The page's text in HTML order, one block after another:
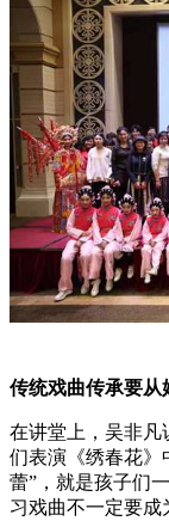
传统戏曲传承要从
在讲堂上，吴非凡
们表演《绣春花
蕾”，就是孩子们
习戏曲不一定要